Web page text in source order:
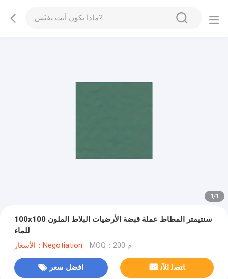
1/1
100x100 سنتيمتر المطاط عملة قبضة الأرضيات البلاط الملون
للماء
الأسعار：Negotiation MOQ：200 م
افضل سعر ﺎﺘﺼﻟ ﺍﻶﻧ